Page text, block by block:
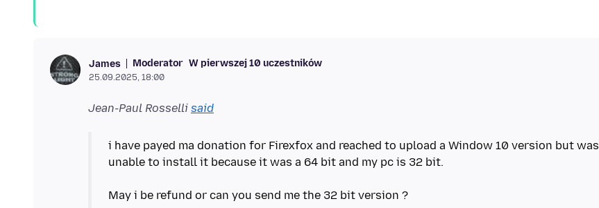
James Moderator W pierwszej 10 uczestników
25.09.2025, 18:00
Jean-Paul Rosselli said
i have payed ma donation for Firexfox and reached to upload a Window 10 version but was
unable to install it because it was a 64 bit and my pc is 32 bit.